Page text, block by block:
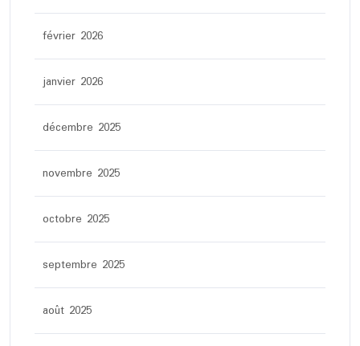
février 2026
janvier 2026
décembre 2025
novembre 2025
octobre 2025
septembre 2025
août 2025